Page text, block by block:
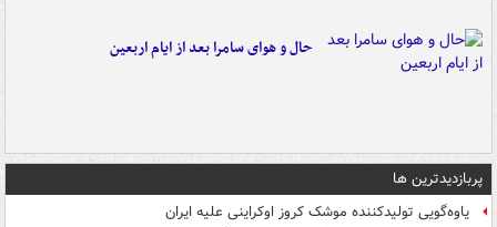
حال و هوای سامرا بعد از ایام اربعین
پربازدیدترین ها
یاوه‌گویی تولیدکننده موشک کروز اوکراینی علیه ایران